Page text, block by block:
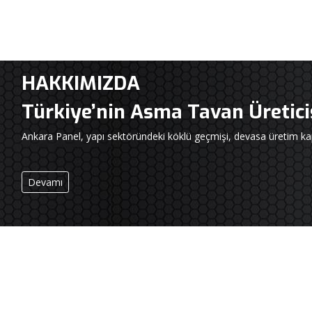
HAKKIMIZDA
Türkiye’nin Asma Tavan
Ankara Panel, yapı sektöründeki köklü geçmişi, devasa üretim
Devamı